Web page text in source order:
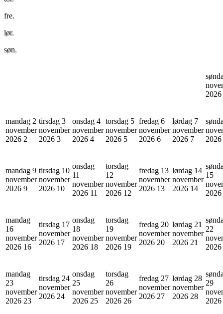
fre.
lør.
søn.
2026
mandag 2
november
2026 2
tirsdag 3
november
2026 3
onsdag 4
november
2026 4
torsdag 5
november
2026 5
fredag 6
november
2026 6
lørdag 7
november
2026 7
2026
mandag 9
november
2026 9
tirsdag 10
november
2026 10
onsdag
11
november
2026 11
torsdag
12
november
2026 12
fredag 13
november
2026 13
lørdag 14
november
2026 14
15
2026
mandag
16
november
2026 16
tirsdag 17
november
2026 17
onsdag
18
november
2026 18
torsdag
19
november
2026 19
fredag 20
november
2026 20
lørdag 21
november
2026 21
22
2026
mandag
23
november
2026 23
tirsdag 24
november
2026 24
onsdag
25
november
2026 25
torsdag
26
november
2026 26
fredag 27
november
2026 27
lørdag 28
november
2026 28
29
2026